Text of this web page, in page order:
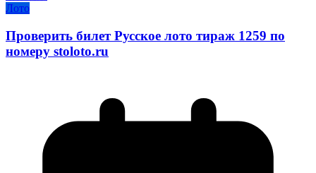
Лото
Проверить билет Русское лото тираж 1259 по
номеру stoloto.ru